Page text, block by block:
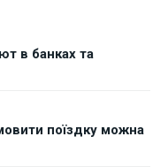
в банках та
поїздку можна